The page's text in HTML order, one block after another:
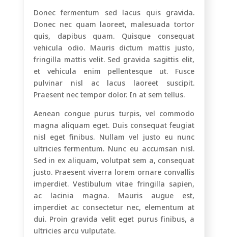
Donec fermentum sed lacus quis gravida.
Donec nec quam laoreet, malesuada tortor
quis, dapibus quam. Quisque consequat
vehicula odio. Mauris dictum mattis justo,
fringilla mattis velit. Sed gravida sagittis elit,
et vehicula enim pellentesque ut. Fusce
pulvinar nisl ac lacus laoreet suscipit.
Praesent nec tempor dolor. In at sem tellus.
Aenean congue purus turpis, vel commodo
magna aliquam eget. Duis consequat feugiat
nisl eget finibus. Nullam vel justo eu nunc
ultricies fermentum. Nunc eu accumsan nisl.
Sed in ex aliquam, volutpat sem a, consequat
justo. Praesent viverra lorem ornare convallis
imperdiet. Vestibulum vitae fringilla sapien,
ac lacinia magna. Mauris augue est,
imperdiet ac consectetur nec, elementum at
dui. Proin gravida velit eget purus finibus, a
ultricies arcu vulputate.